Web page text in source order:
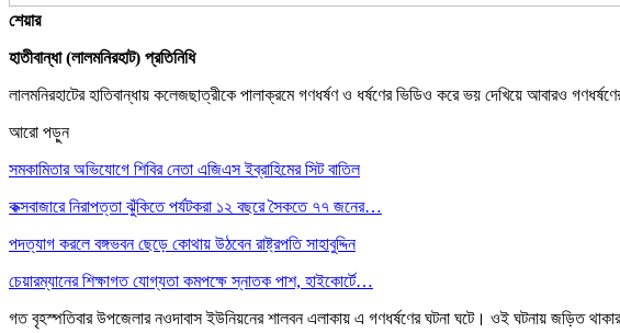
শেয়ার
হাতীবান্ধা (লালমনিরহাট) প্রতিনিধি
লালমনিরহাটের হাতিবান্ধায় কলেজছাত্রীকে পালাক্রমে গণধর্ষণ ও ধর্ষণের ভিডিও করে ভয় দেখিয়ে আবারও
আরো পড়ুন
সমকামিতার অভিযোগে শিবির নেতা এজিএস ইব্রাহিমের সিট বাতিল
কক্সবাজারে নিরাপত্তা ঝুঁকিতে পর্যটকরা ১২ বছরে সৈকতে ৭৭ জনের…
পদত্যাগ করলে বঙ্গভবন ছেড়ে কোথায় উঠবেন রাষ্ট্রপতি সাহাবুদ্দিন
চেয়ারম্যানের শিক্ষাগত যোগ্যতা কমপক্ষে স্নাতক পাশ, হাইকোর্টে…
গত বৃহস্পতিবার উপজেলার নওদাবাস ইউনিয়নের শালবন এলাকায় এ গণধর্ষণের ঘটনা ঘটে। ওই ঘটনায় জড়িত